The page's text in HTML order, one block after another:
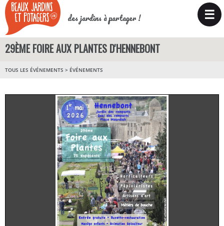
des jardins à partager ! ☰
29ÈME FOIRE AUX PLANTES D'HENNEBONT
TOUS LES ÉVÉNEMENTS > ÉVÉNEMENTS